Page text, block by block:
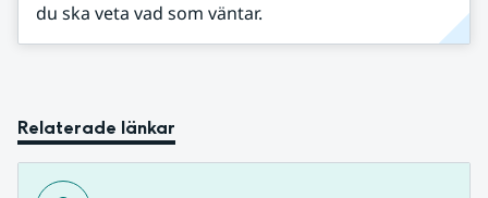
du ska veta vad som väntar.
Relaterade länkar